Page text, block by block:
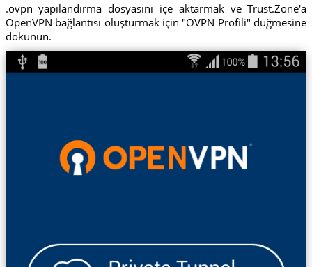
.ovpn yapılandırma dosyasını içe aktarmak ve Trust.Zone'a
OpenVPN bağlantısı oluşturmak için "OVPN Profili" düğmesine
dokunun.